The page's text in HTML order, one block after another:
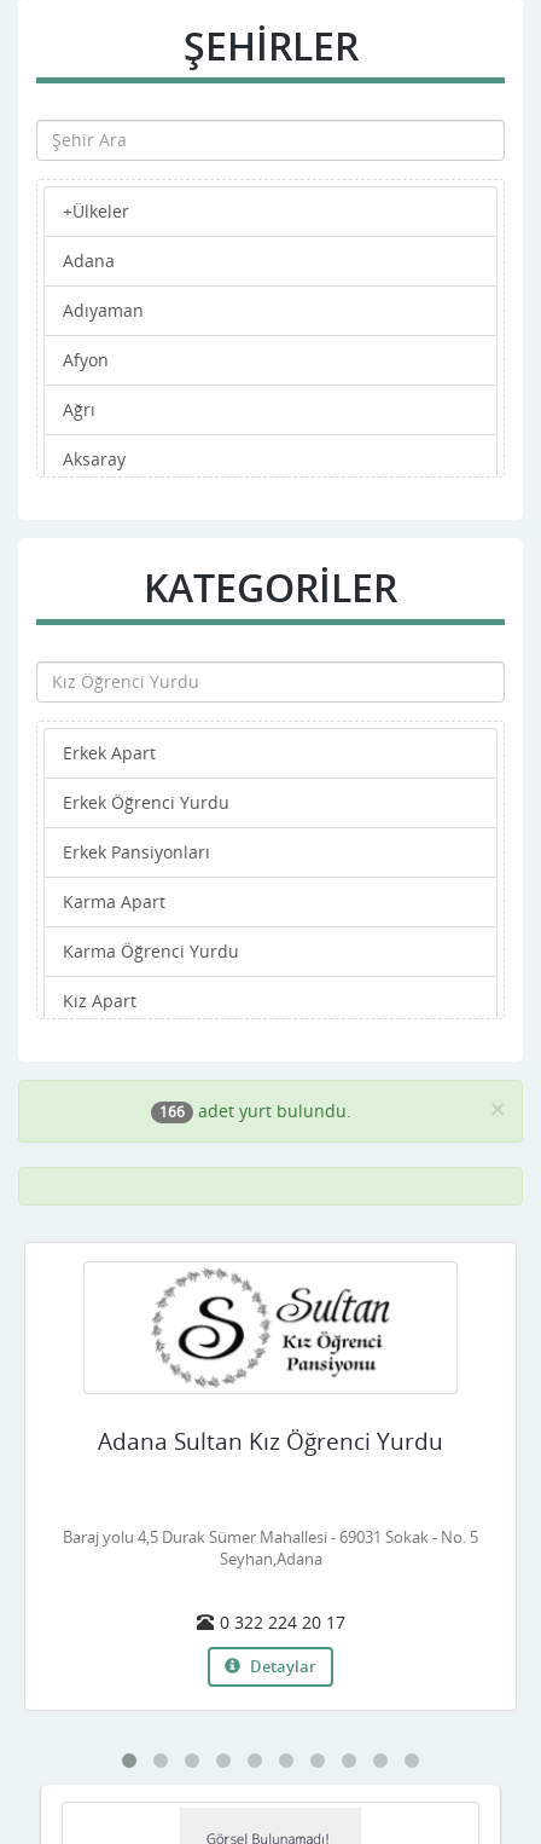
ŞEHİRLER
+Ülkeler
Adana
Adıyaman
Afyon
Ağrı
Aksaray
Ardahan
Artvin
Aydın
Balıkesir
Bartın
Batman
Bayburt
Bilecik
Burdur
Çorum
Denizli
Düzce
Erzurum
Eskişehir
KATEGORİLER
Erkek Apart
Erkek Öğrenci Yurdu
Erkek Pansiyonları
Karma Apart
Karma Öğrenci Yurdu
Kız Apart
Kız Pansiyonları ×
166 adet yurt bulundu.
Adana Sultan Kız Öğrenci Yurdu
Baraj yolu 4,5 Durak Sümer Mahallesi - 69031 Sokak - No. 5
Seyhan,Adana
0 322 224 20 17
Detaylar